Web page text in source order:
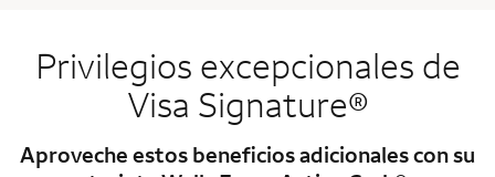
Privilegios excepcionales de
Visa Signature®
Aproveche estos beneficios adicionales con su